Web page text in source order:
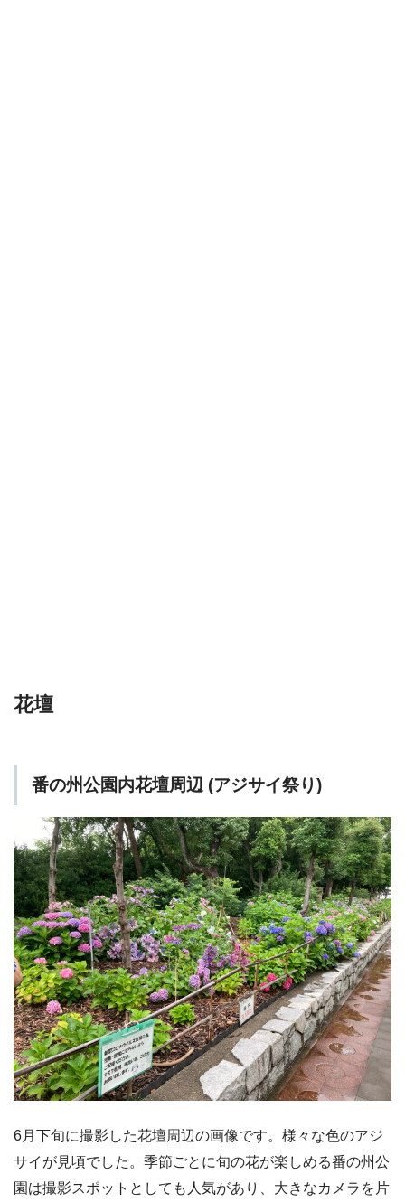
花壇
番の州公園内花壇周辺 (アジサイ祭り)
6月下旬に撮影した花壇周辺の画像です。様々な色のアジ
サイが見頃でした。季節ごとに旬の花が楽しめる番の州公
園は撮影スポットとしても人気があり、大きなカメラを片